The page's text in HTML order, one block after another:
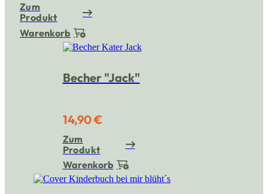
Zum
Produkt
Warenkorb
Becher "Jack"
14,90 €
Zum
Produkt
Warenkorb